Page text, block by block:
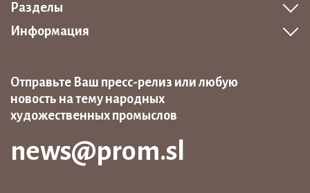
Разделы
Информация
Отправьте Ваш пресс-релиз или любую
новость на тему народных
художественных промыслов
news@prom.sl